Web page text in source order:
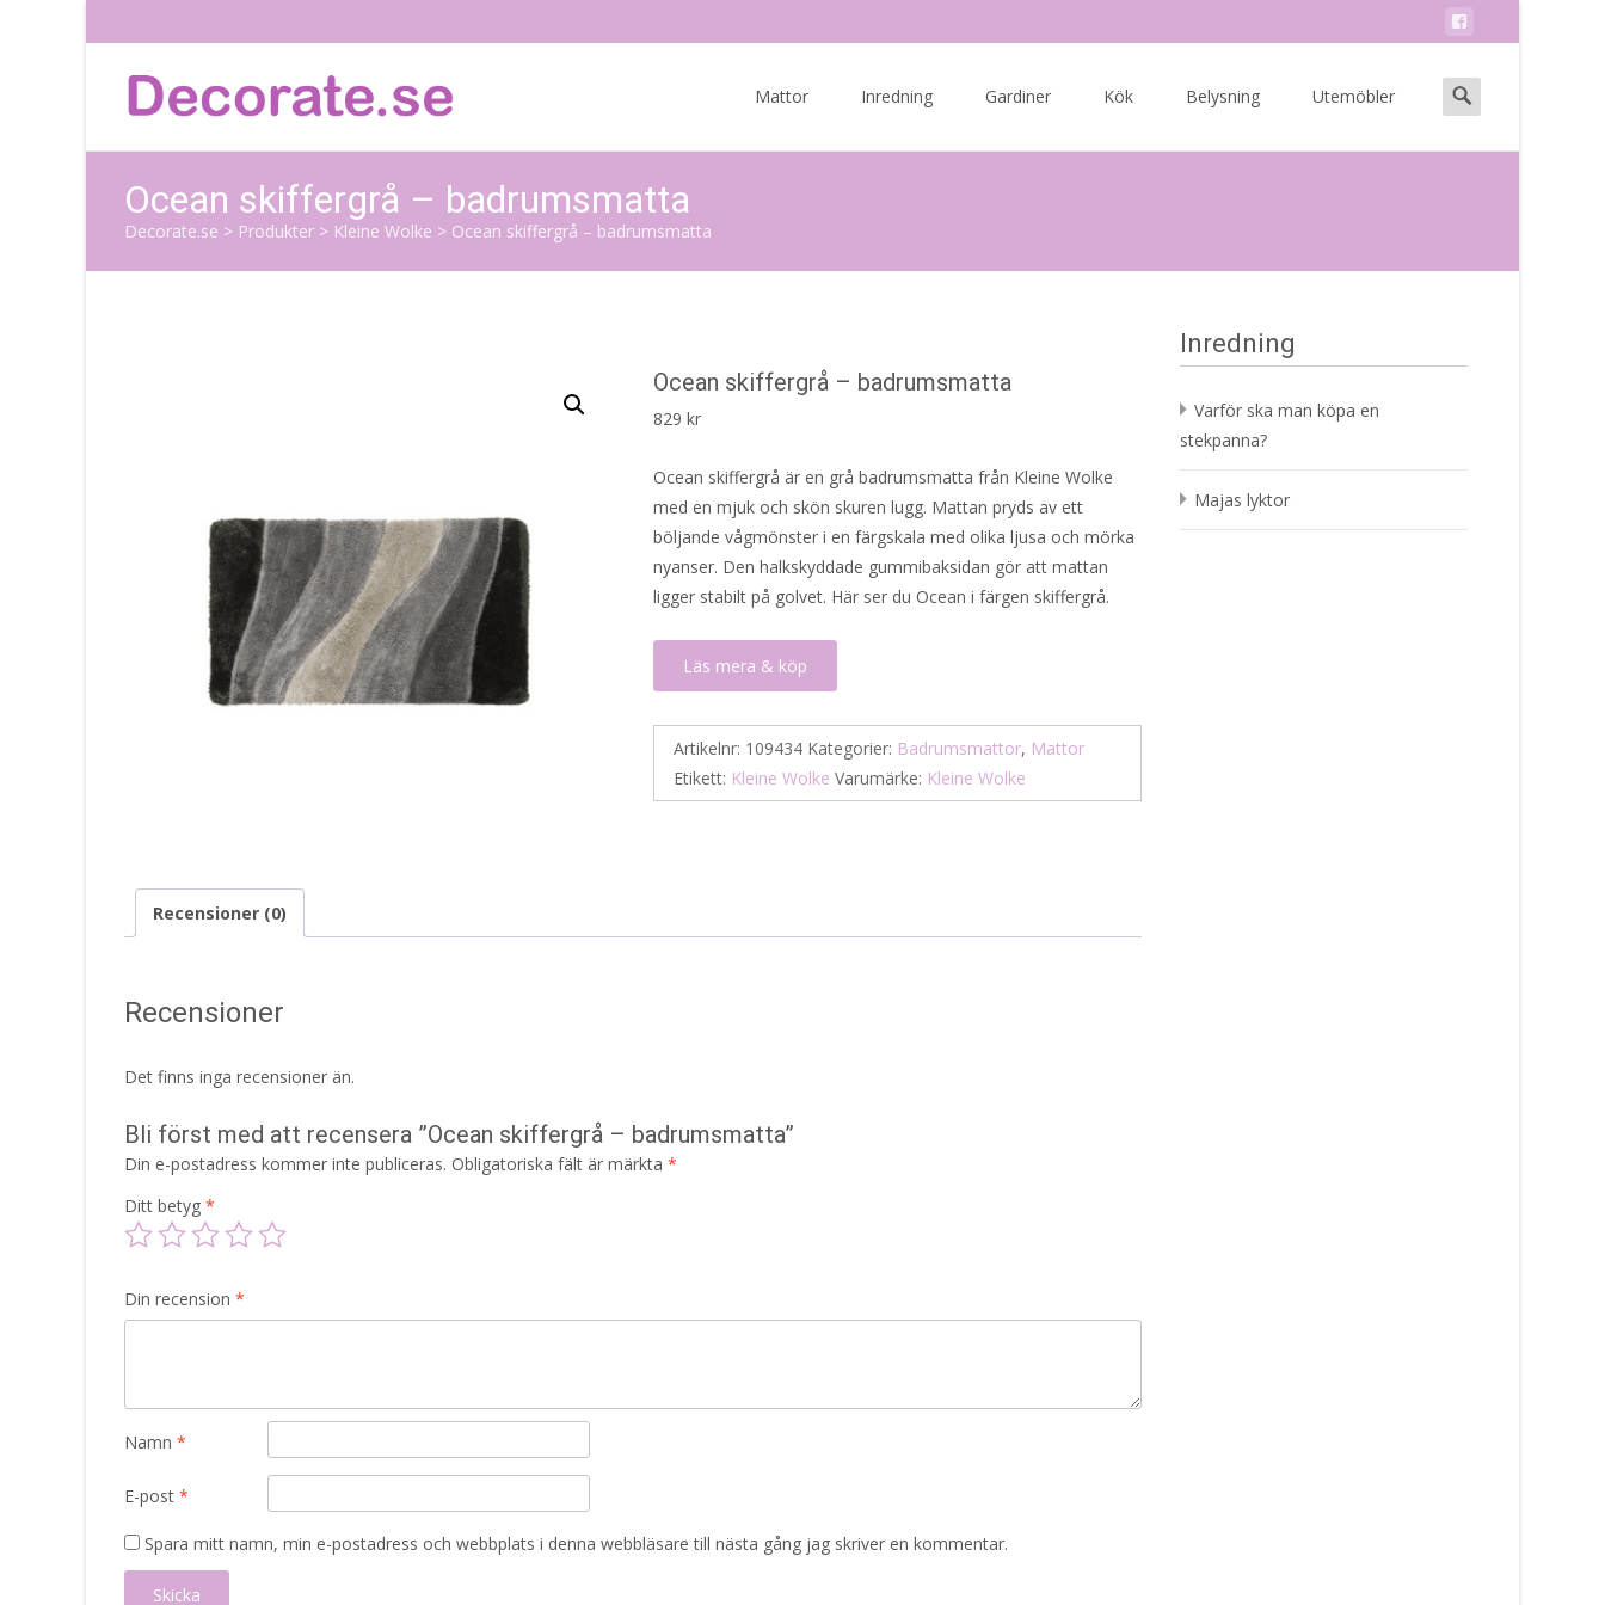
Mattor Inredning Gardiner Kök Belysning Utemöbler
Search
for:
Ocean skiffergrå – badrumsmatta
Decorate.se > Produkter > Kleine Wolke > Ocean skiffergrå – badrumsmatta
Ocean skiffergrå – badrumsmatta
829kr
Ocean skiffergrå är en grå badrumsmatta från Kleine Wolke
med en mjuk och skön skuren lugg. Mattan pryds av ett
böljande vågmönster i en färgskala med olika ljusa och mörka
nyanser. Den halkskyddade gummibaksidan gör att mattan
ligger stabilt på golvet. Här ser du Ocean i färgen skiffergrå.
Läs mera & köp
Artikelnr: 109434 Kategorier: Badrumsmattor, Mattor
Etikett: Kleine Wolke Varumärke: Kleine Wolke
Recensioner (0)
Recensioner
Det finns inga recensioner än.
Bli först med att recensera ”Ocean skiffergrå – badrumsmatta”
Din e-postadress kommer inte publiceras. Obligatoriska fält är märkta *
Ditt betyg *
Din recension *
Namn *
E-post *
Spara mitt namn, min e-postadress och webbplats i denna webbläsare till nästa gång jag skriver en kommentar.
Inredning
Varför ska man köpa en
stekpanna?
Majas lyktor